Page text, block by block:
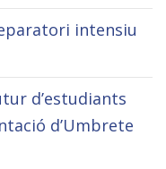
intensiu
d’estudiants
d’Umbrete